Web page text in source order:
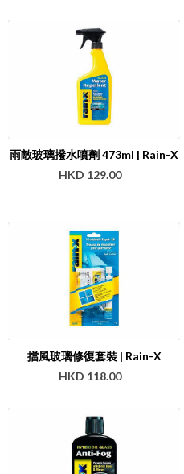
雨敵玻璃撥水噴劑 473ml | Rain-X
HKD 129.00
擋風玻璃修復套裝 | Rain-X
HKD 118.00